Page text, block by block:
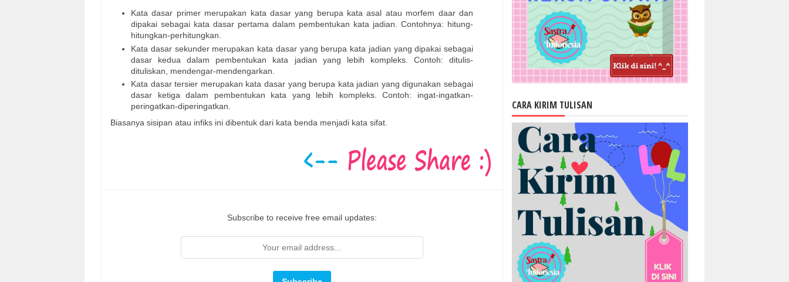
Kata dasar primer merupakan kata dasar yang berupa kata asal atau morfem daar dan
dipakai sebagai kata dasar pertama dalam pembentukan kata jadian. Contohnya: hitung-
hitungkan-perhitungkan.
Kata dasar sekunder merupakan kata dasar yang berupa kata jadian yang dipakai sebagai
dasar kedua dalam pembentukan kata jadian yang lebih kompleks. Contoh: ditulis-
dituliskan, mendengar-mendengarkan.
Kata dasar tersier merupakan kata dasar yang berupa kata jadian yang digunakan sebagai
dasar ketiga dalam pembentukan kata yang lebih kompleks. Contoh: ingat-ingatkan-
peringatkan-diperingatkan.
Biasanya sisipan atau infiks ini dibentuk dari kata benda menjadi kata sifat.
Subscribe to receive free email updates:
CARA KIRIM TULISAN